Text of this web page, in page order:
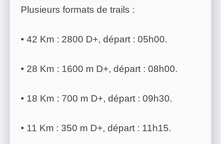
Plusieurs formats de trails :
• 42 Km : 2800 D+, départ : 05h00.
• 28 Km : 1600 m D+, départ : 08h00.
• 18 Km : 700 m D+, départ : 09h30.
• 11 Km : 350 m D+, départ : 11h15.